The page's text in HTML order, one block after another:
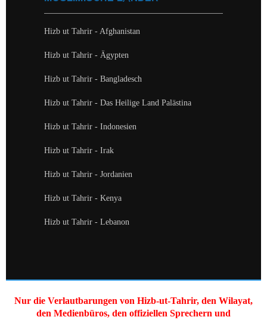
Hizb ut Tahrir - Afghanistan
Hizb ut Tahrir - Ägypten
Hizb ut Tahrir - Bangladesch
Hizb ut Tahrir - Das Heilige Land Palästina
Hizb ut Tahrir - Indonesien
Hizb ut Tahrir - Irak
Hizb ut Tahrir - Jordanien
Hizb ut Tahrir - Kenya
Hizb ut Tahrir - Lebanon
Nur die Verlautbarungen von Hizb-ut-Tahrir, den Wilayat,
den Medienbüros, den offiziellen Sprechern und